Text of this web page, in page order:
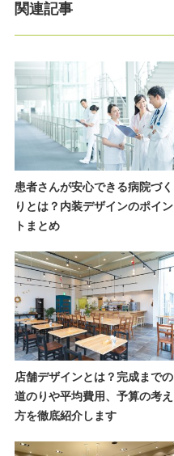
関連記事
患者さんが安心できる病院づく
りとは？内装デザインのポイン
トまとめ
店舗デザインとは？完成までの
道のりや平均費用、予算の考え
方を徹底紹介します